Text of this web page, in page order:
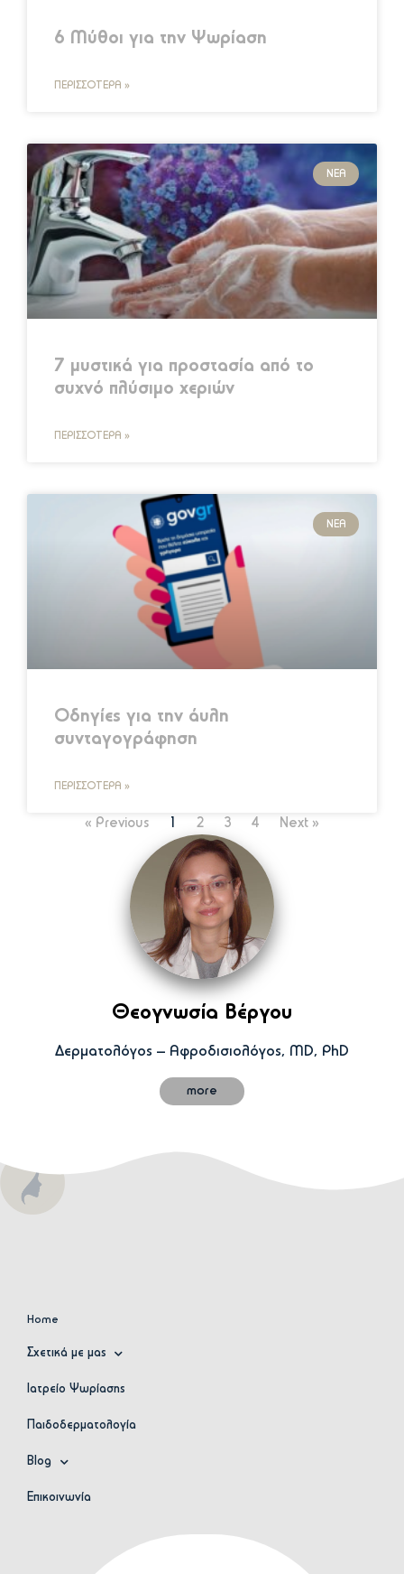
Θεογνωσία Βέργου
Δερματολόγος – Αφροδισιολόγος, MD, PhD
more
6 Μύθοι για την Ψωρίαση
ΠΕΡΙΣΣΌΤΕΡΑ »
ΝΈΑ
7 μυστικά για προστασία από το
συχνό πλύσιμο χεριών
ΠΕΡΙΣΣΌΤΕΡΑ »
ΝΈΑ
Οδηγίες για την άυλη
συνταγογράφηση
ΠΕΡΙΣΣΌΤΕΡΑ »
« Previous 1 2 3 4 Next »
Home
Σχετικά με μας
Ιατρείο Ψωρίασης
Παιδοδερματολογία
Blog
Επικοινωνία